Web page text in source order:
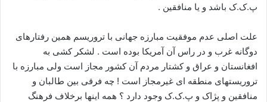
پ.ک.ک باشد و یا منافقین .
علت اصلی عدم موفقیت مبارزه جهانی با تروریسم همین رفتارهای
دوگانه غرب و در راس آن آمریکا بوده است . لشکر کشی به
افغانستان و عراق و کشتار مردم آن کشور مجاز است ولی مبارزه با
تروریستهای منطقه ای غیرمجاز است ! چه فرقی بین طالبان و
منافقین و پژاک و پ.ک.ک وجود دارد ؟ همه اینها برخلاف فرهنگ